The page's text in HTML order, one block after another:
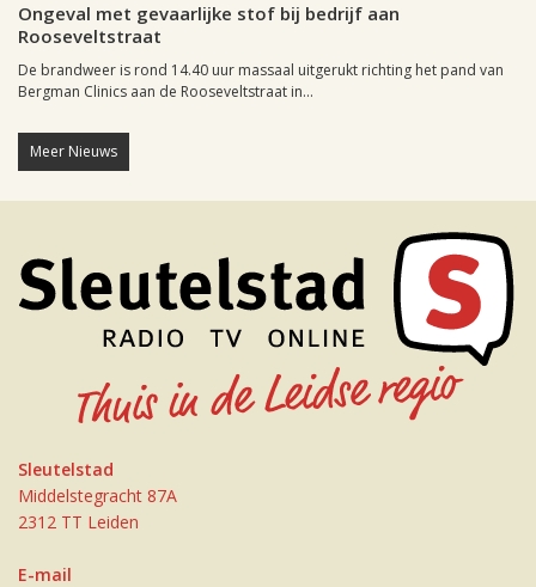
Ongeval met gevaarlijke stof bij bedrijf aan
Rooseveltstraat
De brandweer is rond 14.40 uur massaal uitgerukt richting het pand van
Bergman Clinics aan de Rooseveltstraat in...
Meer Nieuws
Sleutelstad
Middelstegracht 87A
2312 TT Leiden
E-mail